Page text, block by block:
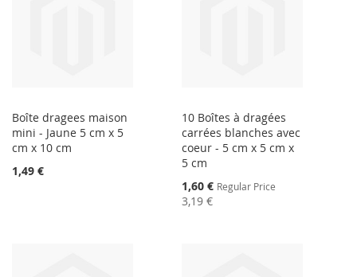
Boîte dragees maison
mini - Jaune 5 cm x 5
cm x 10 cm
1,49 €
10 Boîtes à dragées
carrées blanches avec
coeur - 5 cm x 5 cm x
5 cm
Special
Price
1,60 € Regular Price
3,19 €